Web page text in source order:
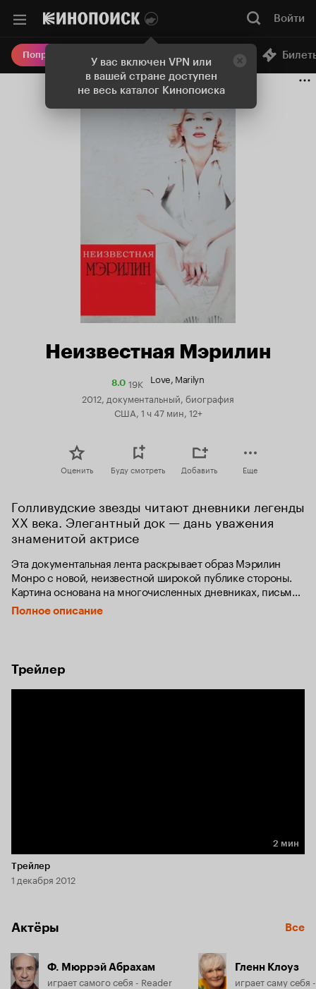
У вас включен VPN или
в вашей стране доступен
не весь каталог Кинопоиска
Войти
Попробовать Плюс Онлайн-кинотеатр
Неизвестная Мэрилин
8.0Рейтинг
8.0
19K Love, Marilyn
2012, документальный, биография
США, 1 ч 47 мин, 12+
Оценить Буду смотреть Добавить Еще
Голливудские звезды читают дневники легенды
XX века. Элегантный док — дань уважения
знаменитой актрисе
Эта документальная лента раскрывает образ Мэрилин
Монро с новой, неизвестной широкой публике стороны.
Картина основана на многочисленных дневниках, письмах
и стихах, написанных самой Мэрилин и найденных среди
вещей Артура Миллера - последнего мужа звезды.
Полное описание
Трейлер
Длительность 2 мин
2 мин
Трейлер
1 декабря 2012
Актёры Все
Ф. Мюррэй Абрахам
играет самого себя - Reader
Гленн Клоуз
играет саму себя